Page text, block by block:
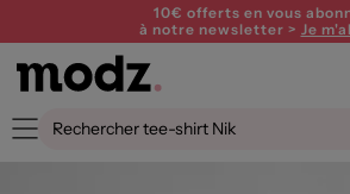
10€ offerts en vous
à notre newsletter > Je